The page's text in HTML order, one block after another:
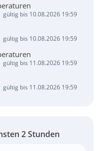
bis 10.08.2026 19:59
bis 10.08.2026 19:59
bis 11.08.2026 19:59
bis 11.08.2026 19:59
2 Stunden